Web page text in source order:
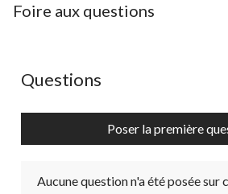
Foire aux questions
Aucune question n'a été posée sur ce
Questions
Poser la première
Aucune question n'a été posée sur